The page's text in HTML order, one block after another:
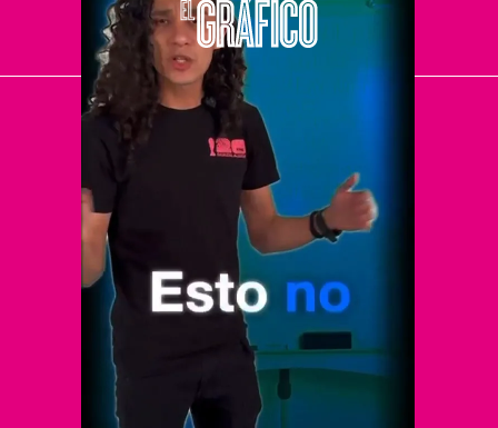
El Universal
Vive USA
Clase
De 10 sports
DeDinero
Confabulario